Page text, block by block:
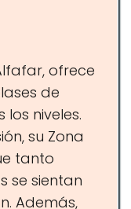
ofrece
de
niveles.
su Zona
tanto
se sientan
Además,